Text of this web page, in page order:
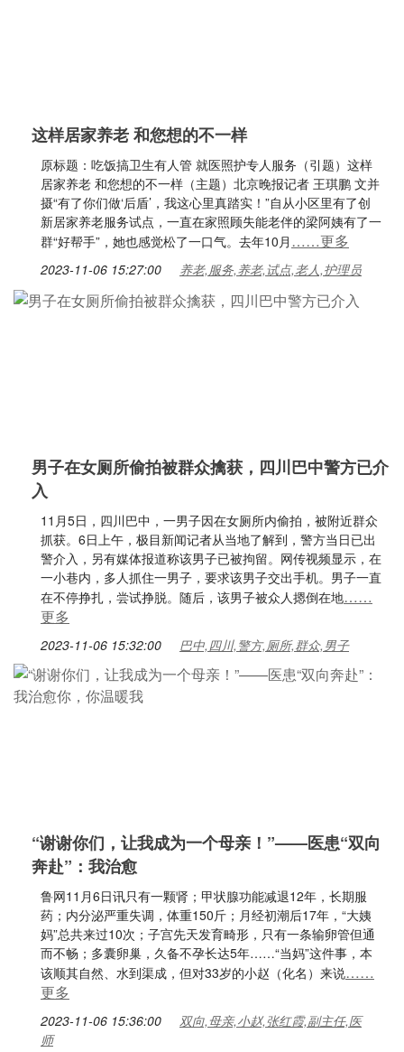
这样居家养老 和您想的不一样
原标题：吃饭搞卫生有人管 就医照护专人服务（引题）这样
居家养老 和您想的不一样（主题）北京晚报记者 王琪鹏 文并
摄“有了你们做‘后盾’，我这心里真踏实！”自从小区里有了创
新居家养老服务试点，一直在家照顾失能老伴的梁阿姨有了一
群“好帮手”，她也感觉松了一口气。去年10月 ……更多
2023-11-06 15:27:00 养老,服务,养老,试点,老人,护理员
男子在女厕所偷拍被群众擒获，四川巴中警方已介
入
11月5日，四川巴中，一男子因在女厕所内偷拍，被附近群众
抓获。6日上午，极目新闻记者从当地了解到，警方当日已出
警介入，另有媒体报道称该男子已被拘留。网传视频显示，在
一小巷内，多人抓住一男子，要求该男子交出手机。男子一直
在不停挣扎，尝试挣脱。随后，该男子被众人摁倒在地……
更多
2023-11-06 15:32:00 巴中,四川,警方,厕所,群众,男子
“谢谢你们，让我成为一个母亲！”——医患“双向
奔赴”：我治愈
鲁网11月6日讯只有一颗肾；甲状腺功能减退12年，长期服
药；内分泌严重失调，体重150斤；月经初潮后17年，“大姨
妈”总共来过10次；子宫先天发育畸形，只有一条输卵管但通
而不畅；多囊卵巢，久备不孕长达5年……“当妈”这件事，本
该顺其自然、水到渠成，但对33岁的小赵（化名）来说……
更多
2023-11-06 15:36:00
双向,母亲,小赵,张红霞,副主任,医
师